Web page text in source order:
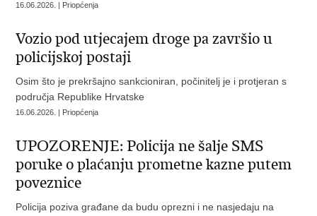
16.06.2026. | Priopćenja
Vozio pod utjecajem droge pa završio u
policijskoj postaji
Osim što je prekršajno sankcioniran, počinitelj je i protjeran s
područja Republike Hrvatske
16.06.2026. | Priopćenja
UPOZORENJE: Policija ne šalje SMS
poruke o plaćanju prometne kazne putem
poveznice
Policija poziva građane da budu oprezni i ne nasjedaju na